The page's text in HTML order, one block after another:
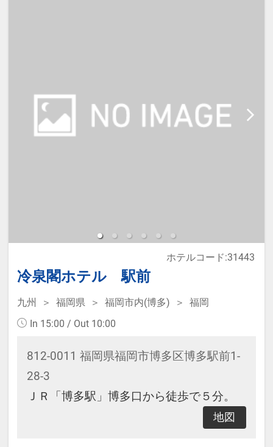
００～２５：００・５：００～１
０：００となります。
冷泉閣ホテル 駅前
ホテルコード:31443
九州 福岡県 福岡市内(博多)
福岡
In 15:00 / Out 10:00
812-0011 福岡県福岡市博多区博多駅前1-
28-3
ＪＲ「博多駅」博多口から徒歩で５分。
地図